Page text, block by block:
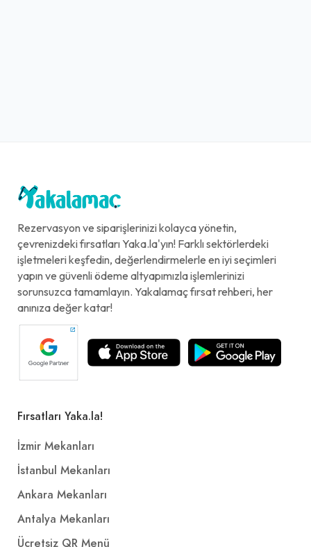
Rezervasyon ve siparişlerinizi kolayca yönetin,
çevrenizdeki fırsatları Yaka.la'yın! Farklı sektörlerdeki
işletmeleri keşfedin, değerlendirmelerle en iyi seçimleri
yapın ve güvenli ödeme altyapımızla işlemlerinizi
sorunsuzca tamamlayın. Yakalamaç fırsat rehberi, her
anınıza değer katar!
Fırsatları Yaka.la!
İzmir Mekanları
İstanbul Mekanları
Ankara Mekanları
Antalya Mekanları
Ücretsiz QR Menü